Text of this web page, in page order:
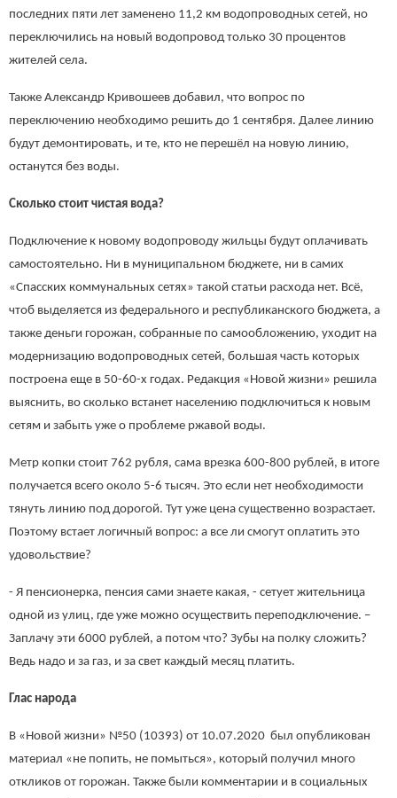
последних пяти лет заменено 11,2 км водопроводных сетей, но
переключились на новый водопровод только 30 процентов
жителей села.
Также Александр Кривошеев добавил, что вопрос по
переключению необходимо решить до 1 сентября. Далее линию
будут демонтировать, и те, кто не перешёл на новую линию,
останутся без воды.
Сколько стоит чистая вода?
Подключение к новому водопроводу жильцы будут оплачивать
самостоятельно. Ни в муниципальном бюджете, ни в самих
«Спасских коммунальных сетях» такой статьи расхода нет. Всё,
чтоб выделяется из федерального и республиканского бюджета, а
также деньги горожан, собранные по самообложению, уходит на
модернизацию водопроводных сетей, большая часть которых
построена еще в 50-60-х годах. Редакция «Новой жизни» решила
выяснить, во сколько встанет населению подключиться к новым
сетям и забыть уже о проблеме ржавой воды.
Метр копки стоит 762 рубля, сама врезка 600-800 рублей, в итоге
получается всего около 5-6 тысяч. Это если нет необходимости
тянуть линию под дорогой. Тут уже цена существенно возрастает.
Поэтому встает логичный вопрос: а все ли смогут оплатить это
удовольствие?
- Я пенсионерка, пенсия сами знаете какая, - сетует жительница
одной из улиц, где уже можно осуществить переподключение. –
Заплачу эти 6000 рублей, а потом что? Зубы на полку сложить?
Ведь надо и за газ, и за свет каждый месяц платить.
Глас народа
В «Новой жизни» №50 (10393) от 10.07.2020 был опубликован
материал «не попить, не помыться», который получил много
откликов от горожан. Также были комментарии и в социальных